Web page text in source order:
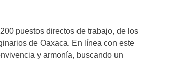
puestos directos de trabajo, de los
de Oaxaca. En línea con este
y armonía, buscando un